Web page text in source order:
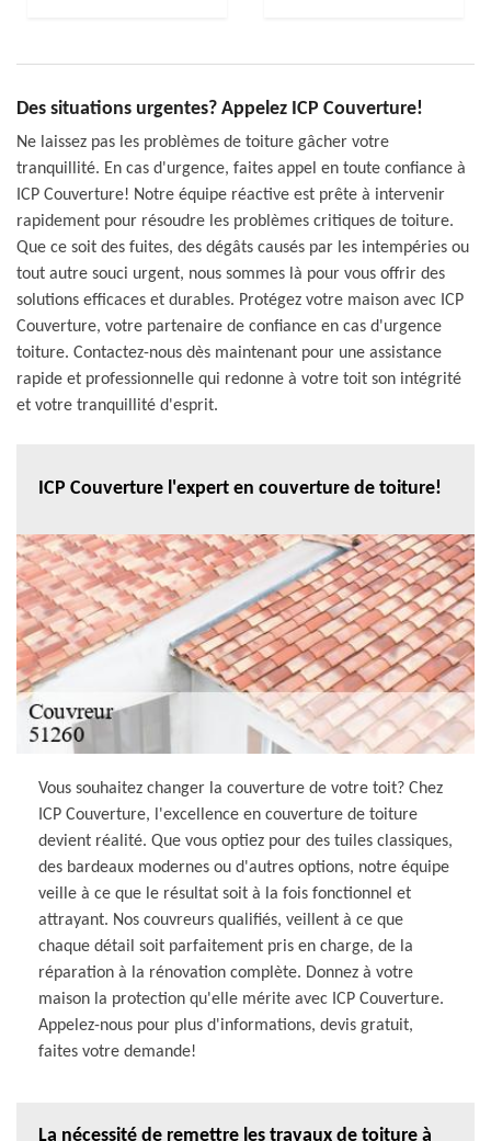
Des situations urgentes? Appelez ICP Couverture!
Ne laissez pas les problèmes de toiture gâcher votre
tranquillité. En cas d'urgence, faites appel en toute confiance à
ICP Couverture! Notre équipe réactive est prête à intervenir
rapidement pour résoudre les problèmes critiques de toiture.
Que ce soit des fuites, des dégâts causés par les intempéries ou
tout autre souci urgent, nous sommes là pour vous offrir des
solutions efficaces et durables. Protégez votre maison avec ICP
Couverture, votre partenaire de confiance en cas d'urgence
toiture. Contactez-nous dès maintenant pour une assistance
rapide et professionnelle qui redonne à votre toit son intégrité
et votre tranquillité d'esprit.
ICP Couverture l'expert en couverture de toiture!
Vous souhaitez changer la couverture de votre toit? Chez
ICP Couverture, l'excellence en couverture de toiture
devient réalité. Que vous optiez pour des tuiles classiques,
des bardeaux modernes ou d'autres options, notre équipe
veille à ce que le résultat soit à la fois fonctionnel et
attrayant. Nos couvreurs qualifiés, veillent à ce que
chaque détail soit parfaitement pris en charge, de la
réparation à la rénovation complète. Donnez à votre
maison la protection qu'elle mérite avec ICP Couverture.
Appelez-nous pour plus d'informations, devis gratuit,
faites votre demande!
La nécessité de remettre les travaux de toiture à